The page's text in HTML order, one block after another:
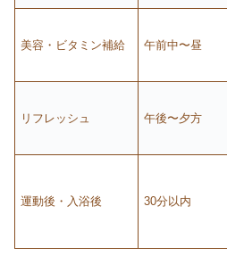
美容・ビタミン補給 午前中〜昼
リフレッシュ 午後〜夕方
運動後・入浴後 30分以内